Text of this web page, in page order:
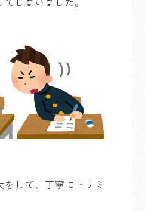
して、丁寧にトリミ